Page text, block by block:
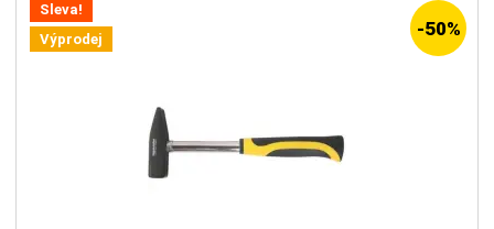
Sleva!
Výprodej
-50%